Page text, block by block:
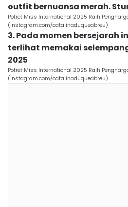
outfit bernuansa merah.
Potret Miss International 2025 Raih
(Instagram.com/catalinaduqueabreu)
3. Pada momen bersejarah
terlihat memakai
2025
Potret Miss International 2025 Raih
(Instagram.com/catalinaduqueabreu)